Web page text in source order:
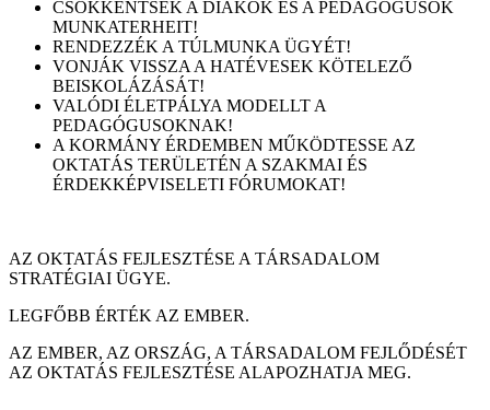
CSÖKKENTSÉK A DIÁKOK ÉS A PEDAGÓGUSOK
MUNKATERHEIT!
RENDEZZÉK A TÚLMUNKA ÜGYÉT!
VONJÁK VISSZA A HATÉVESEK KÖTELEZŐ
BEISKOLÁZÁSÁT!
VALÓDI ÉLETPÁLYA MODELLT A
PEDAGÓGUSOKNAK!
A KORMÁNY ÉRDEMBEN MŰKÖDTESSE AZ
OKTATÁS TERÜLETÉN A SZAKMAI ÉS
ÉRDEKKÉPVISELETI FÓRUMOKAT!
AZ OKTATÁS FEJLESZTÉSE A TÁRSADALOM
STRATÉGIAI ÜGYE.
LEGFŐBB ÉRTÉK AZ EMBER.
AZ EMBER, AZ ORSZÁG, A TÁRSADALOM FEJLŐDÉSÉT
AZ OKTATÁS FEJLESZTÉSE ALAPOZHATJA MEG.